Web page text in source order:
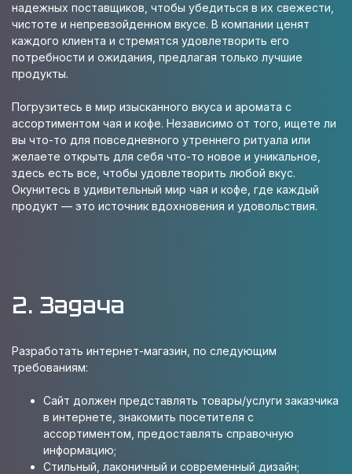
надежных поставщиков, чтобы убедиться в их свежести,
чистоте и непревзойденном вкусе. В компании ценят
каждого клиента и стремятся удовлетворить его
потребности и ожидания, предлагая только лучшие
продукты.
Погрузитесь в мир изысканного вкуса и аромата с
ассортиментом чая и кофе. Независимо от того, ищете ли
вы что-то для повседневного утреннего ритуала или
желаете открыть для себя что-то новое и уникальное,
здесь есть все, чтобы удовлетворить любой вкус.
Окунитесь в удивительный мир чая и кофе, где каждый
продукт — это источник вдохновения и удовольствия.
2. Задача
Разработать интернет-магазин, по следующим
требованиям:
Сайт должен представлять товары/услуги заказчика
в интернете, знакомить посетителя с
ассортиментом, предоставлять справочную
информацию;
Стильный, лаконичный и современный дизайн;